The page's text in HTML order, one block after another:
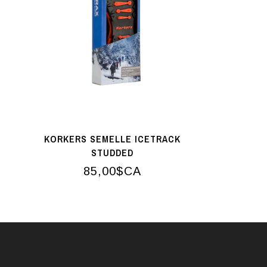
KORKERS SEMELLE ICETRACK
STUDDED
85,00$CA